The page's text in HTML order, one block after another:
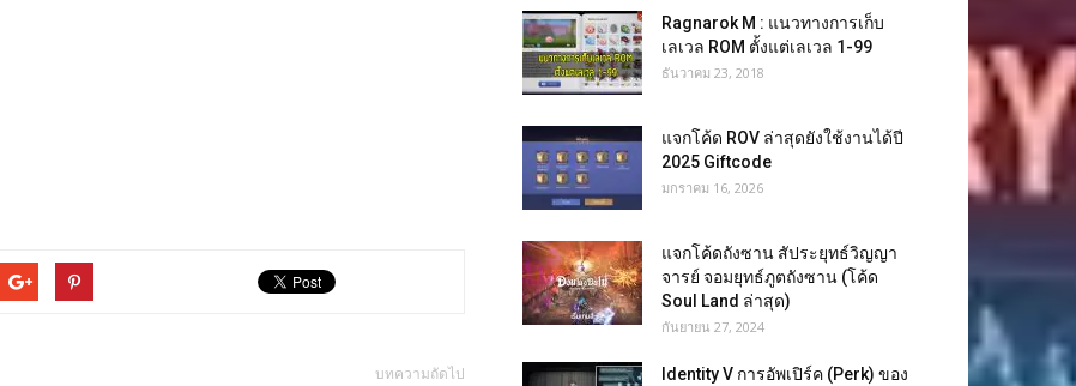
บทความถัดไป
Ragnarok M : แนวทางการเก็บ
เลเวล ROM ตั้งแต่เลเวล 1-99
ธันวาคม 23, 2018
แจกโค้ด ROV ล่าสุดยังใช้งานได้ปี
2025 Giftcode
มกราคม 16, 2026
แจกโค้ดถังซาน สัประยุทธ์วิญญา
จารย์ จอมยุทธ์ภูตถังซาน (โค้ด
Soul Land ล่าสุด)
กันยายน 27, 2024
Identity V การอัพเปิร์ค (Perk) ของ